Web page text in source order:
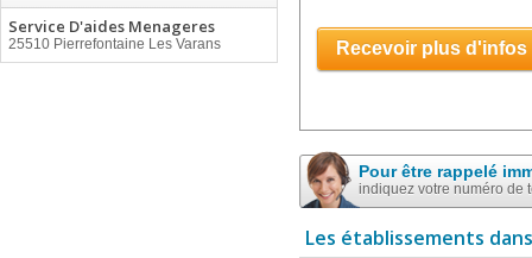
Service D'aides Menageres
25510 Pierrefontaine Les Varans Recevoir plus d'infos
Pour être rappelé
indiquez votre numéro de
Les établissements